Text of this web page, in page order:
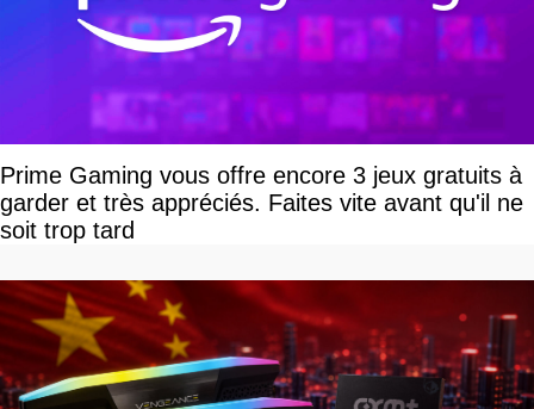
Prime Gaming vous offre encore 3 jeux gratuits à
garder et très appréciés. Faites vite avant qu'il ne
soit trop tard